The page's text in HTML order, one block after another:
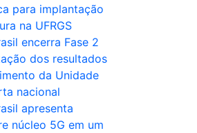
para implantação
na UFRGS
encerra Fase 2
dos resultados
da Unidade
nacional
apresenta
núcleo 5G em um